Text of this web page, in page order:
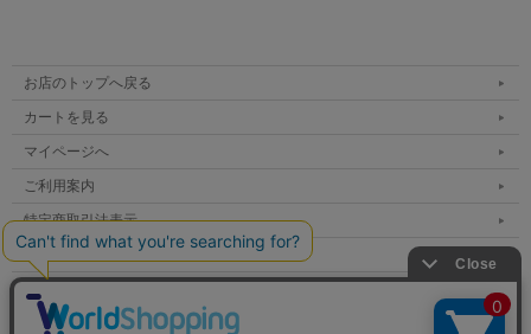
お店のトップへ戻る
カートを見る
マイページへ
ご利用案内
特定商取引法表示
個人情報の取扱い
お問い合わせ